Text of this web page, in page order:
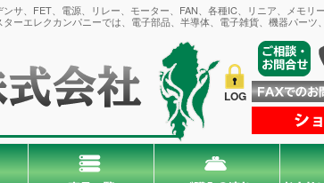
サ、FET、電源、リレー、モーター、FAN、各種IC、リニア、メモリ
エレクカンパニーでは、電子部品、半導体、電子雑貨、機器パーツ
LOG